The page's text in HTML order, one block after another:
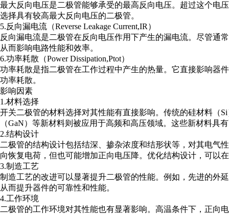
最大反向电压是二极管能够承受的最高反向电压。超过这个电
选择具有较高最大反向电压的二极管。
5.反向漏电流（Reverse Leakage Current,IR）
反向漏电流是二极管在反向电压作用下产生的漏电流。尽管通
从而影响电路性能和效率。
6.功率耗散（Power Dissipation,Ptot）
功率耗散是指二极管在工作过程中产生的热量。它直接影响器
功率耗散。
影响因素
1.材料选择
开关二极管的材料选择对其性能有直接影响。传统的硅材料（
（GaN）等新材料则被应用于高频和高压领域。这些新材料
2.结构设计
二极管的结构设计包括结深、掺杂浓度和结形状等，对其电气
向恢复电荷，但也可能增加正向电压降。优化结构设计，可以
3.制造工艺
制造工艺的改进可以显著提升二极管的性能。例如，先进的外
从而提升器件的可靠性和性能。
4.工作环境
二极管的工作环境对其性能也有显著影响。高温条件下，正向